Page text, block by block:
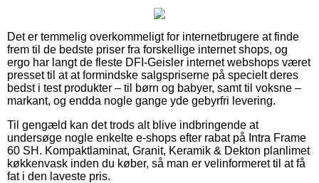
Det er temmelig overkommeligt for internetbrugere at finde
frem til de bedste priser fra forskellige internet shops, og
ergo har langt de fleste DFI-Geisler internet webshops været
presset til at at formindske salgspriserne på specielt deres
bedst i test produkter – til børn og babyer, samt til voksne –
markant, og endda nogle gange yde gebyrfri levering.
Til gengæld kan det trods alt blive indbringende at
undersøge nogle enkelte e-shops efter rabat på Intra Frame
60 SH. Kompaktlaminat, Granit, Keramik & Dekton planlimet
køkkenvask inden du køber, så man er velinformeret til at få
fat i den laveste pris.